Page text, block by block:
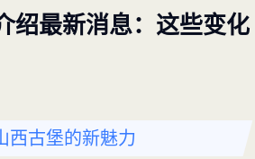
绍最新消息：这些变化
西古堡的新魅力